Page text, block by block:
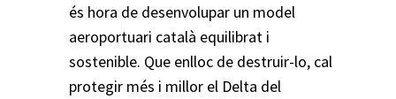
és hora de desenvolupar un model
aeroportuari català equilibrat i
sostenible. Que enlloc de destruir-lo, cal
protegir més i millor el Delta del